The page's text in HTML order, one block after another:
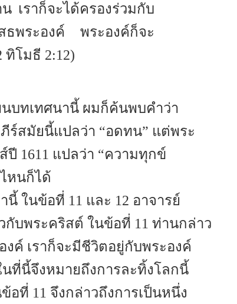
เราก็จะได้ครองร่วมกับ
ธพระองค์ พระองค์ก็จะ
ทิโมธี 2:12)
บทเทศนานี้ ผมก็ค้นพบคำว่า
ร์สมัยนี้แปลว่า “อดทน” แต่พระ
ปี 1611 แปลว่า “ความทุกข์
หนก็ได้
ในข้อที่ 11 และ 12 อาจารย์
กับพระคริสต์ ในข้อที่ 11 ท่านกล่าว
งค์ เราก็จะมีชีวิตอยู่กับพระองค์
ที่นี้จึงหมายถึงการละทิ้งโลกนี้
อที่ 11 จึงกล่าวถึงการเป็นหนึ่ง